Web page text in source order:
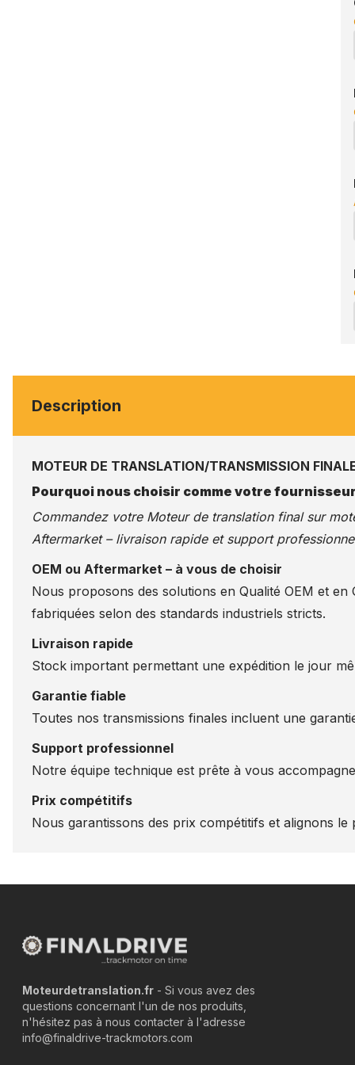
Description
MOTEUR DE TRANSLATION/TRANSMISSION
Pourquoi nous choisir comme votre
Commandez votre Moteur de translation final sur
Aftermarket – livraison rapide et support
OEM ou Aftermarket – à vous de choisir
Nous proposons des solutions en Qualité OEM et
fabriquées selon des standards industriels stricts.
Livraison rapide
Stock important permettant une expédition le jour
Garantie fiable
Toutes nos transmissions finales incluent une
Support professionnel
Notre équipe technique est prête à vous
Prix compétitifs
Nous garantissons des prix compétitifs et alignons
Moteurdetranslation.fr - Si vous avez des
questions concernant l'un de nos produits,
n'hésitez pas à nous contacter à l'adresse
info@finaldrive-trackmotors.com